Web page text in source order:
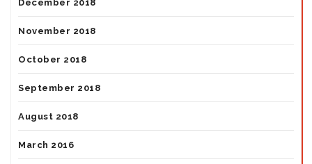
December 2018
November 2018
October 2018
September 2018
August 2018
March 2016